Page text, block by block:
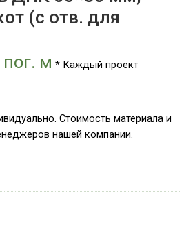
(с отв. для
пог. м * Каждый проект
Стоимость материала и
нашей компании.